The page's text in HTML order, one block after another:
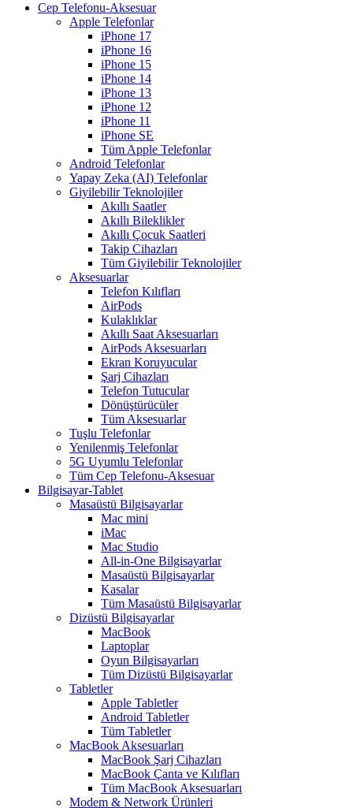
Cep Telefonu-Aksesuar
Apple Telefonlar
iPhone 17
iPhone 16
iPhone 15
iPhone 14
iPhone 13
iPhone 12
iPhone 11
iPhone SE
Tüm Apple Telefonlar
Android Telefonlar
Yapay Zeka (AI) Telefonlar
Giyilebilir Teknolojiler
Akıllı Saatler
Akıllı Bileklikler
Akıllı Çocuk Saatleri
Takip Cihazları
Tüm Giyilebilir Teknolojiler
Aksesuarlar
Telefon Kılıfları
AirPods
Kulaklıklar
Akıllı Saat Aksesuarları
AirPods Aksesuarları
Ekran Koruyucular
Şarj Cihazları
Telefon Tutucular
Dönüştürücüler
Tüm Aksesuarlar
Tuşlu Telefonlar
Yenilenmiş Telefonlar
5G Uyumlu Telefonlar
Tüm Cep Telefonu-Aksesuar
Bilgisayar-Tablet
Masaüstü Bilgisayarlar
Mac mini
iMac
Mac Studio
All-in-One Bilgisayarlar
Masaüstü Bilgisayarlar
Kasalar
Tüm Masaüstü Bilgisayarlar
Dizüstü Bilgisayarlar
MacBook
Laptoplar
Oyun Bilgisayarları
Tüm Dizüstü Bilgisayarlar
Tabletler
Apple Tabletler
Android Tabletler
Tüm Tabletler
MacBook Aksesuarları
MacBook Şarj Cihazları
MacBook Çanta ve Kılıfları
Tüm MacBook Aksesuarları
Modem & Network Ürünleri